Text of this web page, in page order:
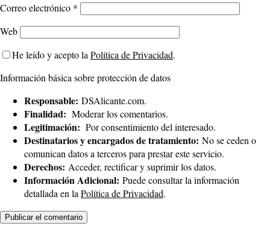
Correo electrónico *
Web
He leído y acepto la Política de Privacidad.
Información básica sobre protección de datos
Responsable: DSAlicante.com.
Finalidad: Moderar los comentarios.
Legitimación: Por consentimiento del interesado.
Destinatarios y encargados de tratamiento: No se ceden o
comunican datos a terceros para prestar este servicio.
Derechos: Acceder, rectificar y suprimir los datos.
Información Adicional: Puede consultar la información
detallada en la Política de Privacidad.